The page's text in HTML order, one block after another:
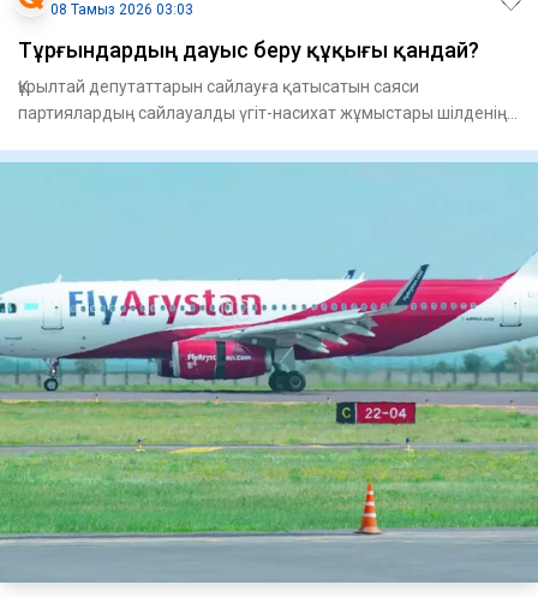
08 Тамыз 2026 03:03
Тұрғындардың дауыс беру құқығы қандай?
Құрылтай депутаттарын сайлауға қа­тысатын саяси
партиялардың сай­лауалды үгіт-насихат жұмыстары шіл­денің